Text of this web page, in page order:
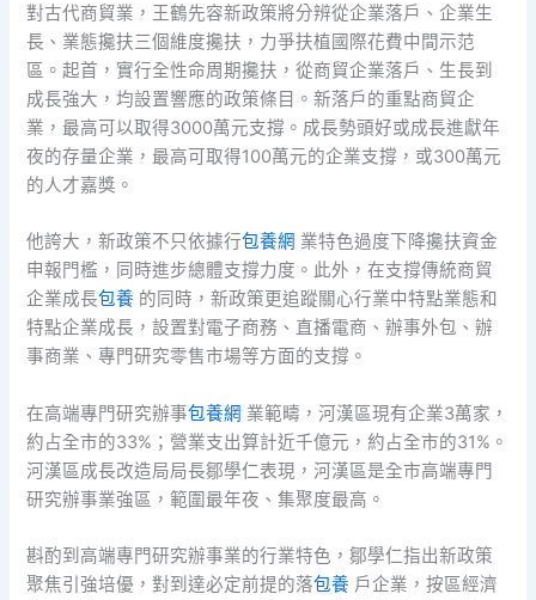
對古代商貿業，王鶴先容新政策將分辨從企業落戶、企業生
長、業態攙扶三個維度攙扶，力爭扶植國際花費中間示范
區。起首，實行全性命周期攙扶，從商貿企業落戶、生長到
成長強大，均設置響應的政策條目。新落戶的重點商貿企
業，最高可以取得3000萬元支撐。成長勢頭好或成長進獻年
夜的存量企業，最高可取得100萬元的企業支撐，或300萬元
的人才嘉獎。
他誇大，新政策不只依據行包養網 業特色過度下降攙扶資金
申報門檻，同時進步總體支撐力度。此外，在支撐傳統商貿
企業成長包養 的同時，新政策更追蹤關心行業中特點業態和
特點企業成長，設置對電子商務、直播電商、辦事外包、辦
事商業、專門研究零售市場等方面的支撐。
在高端專門研究辦事包養網 業範疇，河漢區現有企業3萬家，
約占全市的33%；營業支出算計近千億元，約占全市的31%。
河漢區成長改造局局長鄒學仁表現，河漢區是全市高端專門
研究辦事業強區，範圍最年夜、集聚度最高。
斟酌到高端專門研究辦事業的行業特色，鄒學仁指出新政策
聚焦引強培優，對到達必定前提的落包養 戶企業，按區經濟